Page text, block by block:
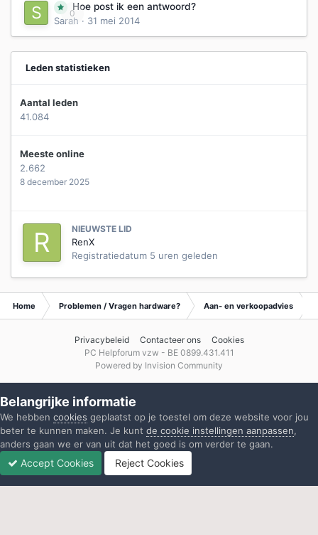
0
Hoe post ik een antwoord?
Sarah · 31 mei 2014
Leden statistieken
Aantal leden
41.084
Meeste online
2.662
8 december 2025
NIEUWSTE LID
RenX
Registratiedatum 5 uren geleden
Home Problemen / Vragen hardware? Aan- en verkoopadvies
Privacybeleid Contacteer ons
Cookies
PC Helpforum vzw - BE 0899.431.411
Powered by Invision Community
Belangrijke informatie
We hebben cookies geplaatst op je toestel om deze website voor jou
beter te kunnen maken. Je kunt de cookie instellingen aanpassen,
anders gaan we er van uit dat het goed is om verder te gaan.
Accept Cookies Reject Cookies
Ongelezen